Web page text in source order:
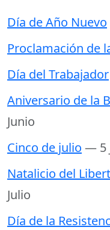
Día de Año Nuevo
Proclamación de
Día del Trabajador
Aniversario de la
Junio
Cinco de julio — 5
Natalicio del
Julio
Día de la